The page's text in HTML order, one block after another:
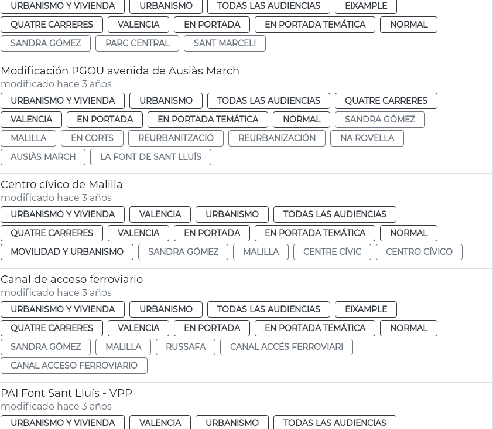
URBANISMO Y VIVIENDA URBANISMO TODAS LAS AUDIENCIAS
EIXAMPLE
QUATRE CARRERES
VALENCIA EN PORTADA EN PORTADA TEMÁTICA
NORMAL
SANDRA GÓMEZ
PARC CENTRAL SANT MARCELI
Modificación PGOU avenida de Ausiàs March
modificado hace 3 años
URBANISMO Y VIVIENDA URBANISMO TODAS LAS AUDIENCIAS
QUATRE CARRERES
VALENCIA
EN PORTADA EN PORTADA TEMÁTICA NORMAL
SANDRA GÓMEZ
MALILLA
EN CORTS REURBANITZACIÓ REURBANIZACIÓN
NA ROVELLA
AUSIÀS MARCH
LA FONT DE SANT LLUÍS
Centro cívico de Malilla
modificado hace 3 años
URBANISMO Y VIVIENDA VALENCIA URBANISMO
TODAS LAS AUDIENCIAS
QUATRE CARRERES
VALENCIA EN PORTADA EN PORTADA TEMÁTICA
NORMAL
MOVILIDAD Y URBANISMO
SANDRA GÓMEZ MALILLA CENTRE CÍVIC CENTRO CÍVICO
Canal de acceso ferroviario
modificado hace 3 años
URBANISMO Y VIVIENDA URBANISMO TODAS LAS AUDIENCIAS
EIXAMPLE
QUATRE CARRERES
VALENCIA EN PORTADA EN PORTADA TEMÁTICA
NORMAL
SANDRA GÓMEZ
MALILLA RUSSAFA
CANAL ACCÉS FERROVIARI
CANAL ACCESO FERROVIARIO
PAI Font Sant Lluís - VPP
modificado hace 3 años
URBANISMO Y VIVIENDA VALENCIA URBANISMO
TODAS LAS AUDIENCIAS